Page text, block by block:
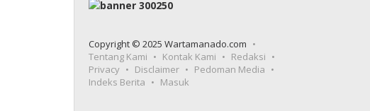
Copyright © 2025 Wartamanado.com
Tentang Kami
Kontak Kami
Redaksi
Privacy
Disclaimer
Pedoman Media
Indeks Berita
Masuk